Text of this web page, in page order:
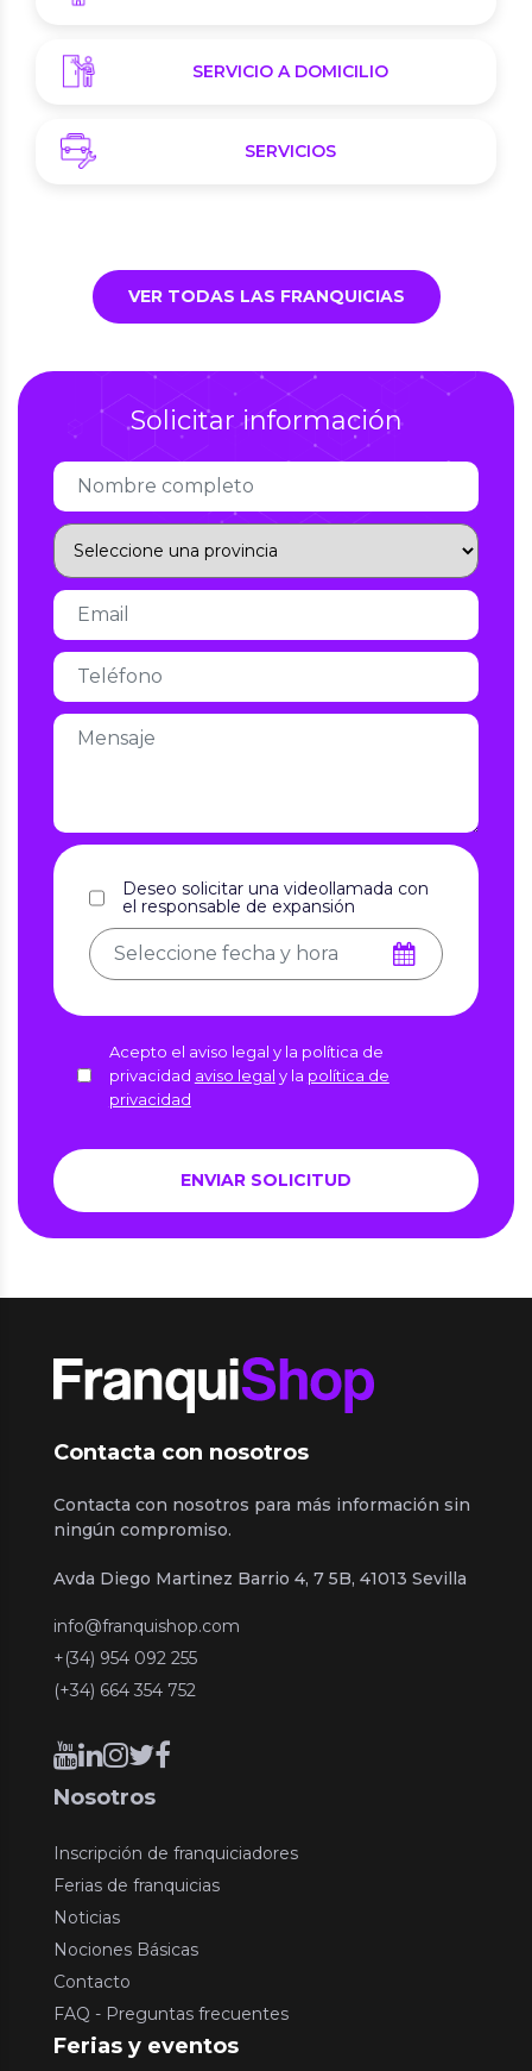
SERVICIO A DOMICILIO
SERVICIOS
VER TODAS LAS FRANQUICIAS
Solicitar información
Deseo solicitar una videollamada con
el responsable de expansión
Acepto el aviso legal y la política de
privacidad aviso legal y la política de
privacidad
Contacta con nosotros
Contacta con nosotros para más información sin
ningún compromiso.
Avda Diego Martinez Barrio 4, 7 5B, 41013 Sevilla
info@franquishop.com
+(34) 954 092 255
(+34) 664 354 752
Nosotros
Inscripción de franquiciadores
Ferias de franquicias
Noticias
Nociones Básicas
Contacto
FAQ - Preguntas frecuentes
Ferias y eventos